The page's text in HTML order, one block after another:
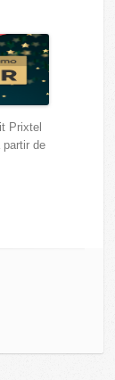
Prixtel
partir de